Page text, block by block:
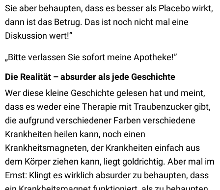
Sie aber behaupten, dass es besser als Placebo wirkt,
dann ist das Betrug. Das ist noch nicht mal eine
Diskussion wert!”
„Bitte verlassen Sie sofort meine Apotheke!”
Die Realität – absurder als jede Geschichte
Wer diese kleine Geschichte gelesen hat und meint,
dass es weder eine Therapie mit Traubenzucker gibt,
die aufgrund verschiedener Farben verschiedene
Krankheiten heilen kann, noch einen
Krankheitsmagneten, der Krankheiten einfach aus
dem Körper ziehen kann, liegt goldrichtig. Aber mal im
Ernst: Klingt es wirklich absurder zu behaupten, dass